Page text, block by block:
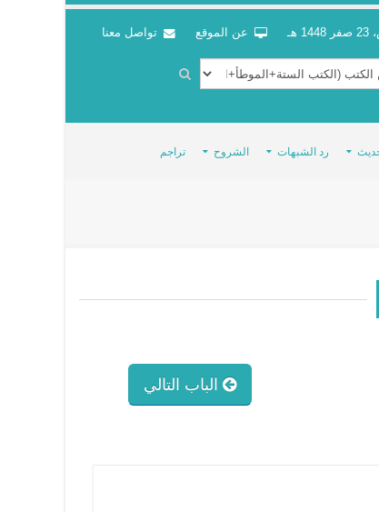
عن الموقع تواصل معنا
رد الشبهات الشروح تراجم
الباب التالي